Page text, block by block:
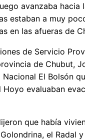
avanzaba hacia
estaban a muy
en las afueras de
de Servicio
de Chubut,
El Bolsón
evaluaban
que había
el Radal